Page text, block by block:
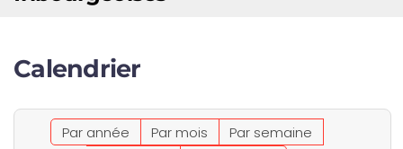
Calendrier
Par année Par mois
Par semaine